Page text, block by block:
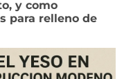
y como
para relleno de